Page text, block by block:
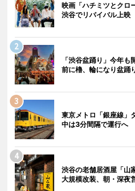
映画「ハチミツとクロ
渋谷でリバイバル上映
「渋谷盆踊り」今年
前に櫓、輪になり盆踊
東京メトロ「銀座線
中は3分間隔で運行へ
渋谷の老舗居酒屋「
大規模改装、朝・深夜